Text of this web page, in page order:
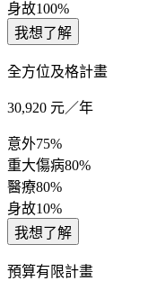
身故100%
我想了解
全方位及格計畫
30,920 元／年
意外75%
重大傷病80%
醫療80%
身故10%
我想了解
預算有限計畫